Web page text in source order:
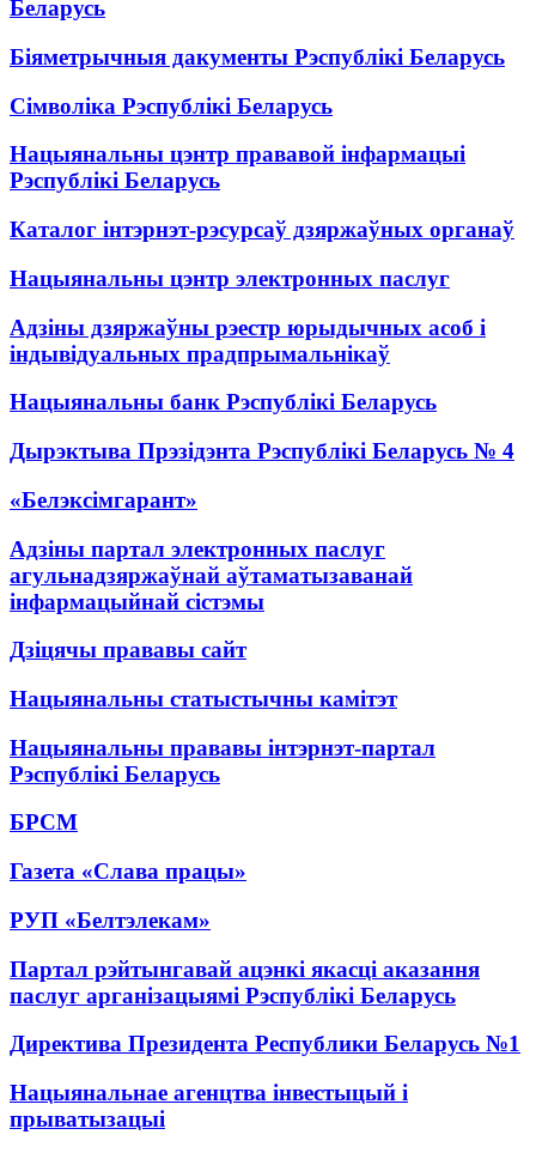
Беларусь
Біяметрычныя дакументы Рэспублікі Беларусь
Сімволіка Рэспублікі Беларусь
Нацыянальны цэнтр прававой інфармацыі
Рэспублікі Беларусь
Каталог інтэрнэт-рэсурсаў дзяржаўных органаў
Нацыянальны цэнтр электронных паслуг
Адзіны дзяржаўны рэестр юрыдычных асоб і
індывідуальных прадпрымальнікаў
Нацыянальны банк Рэспублікі Беларусь
Дырэктыва Прэзідэнта Рэспублікі Беларусь № 4
«Белэксімгарант»
Адзіны партал электронных паслуг
агульнадзяржаўнай аўтаматызаванай
інфармацыйнай сістэмы
Дзіцячы прававы сайт
Нацыянальны статыстычны камітэт
Нацыянальны прававы інтэрнэт-партал
Рэспублікі Беларусь
БРСМ
Газета «Слава працы»
РУП «Белтэлекам»
Партал рэйтынгавай ацэнкі якасці аказання
паслуг арганізацыямі Рэспублікі Беларусь
Директива Президента Республики Беларусь №1
Нацыянальнае агенцтва інвестыцый і
прыватызацыі